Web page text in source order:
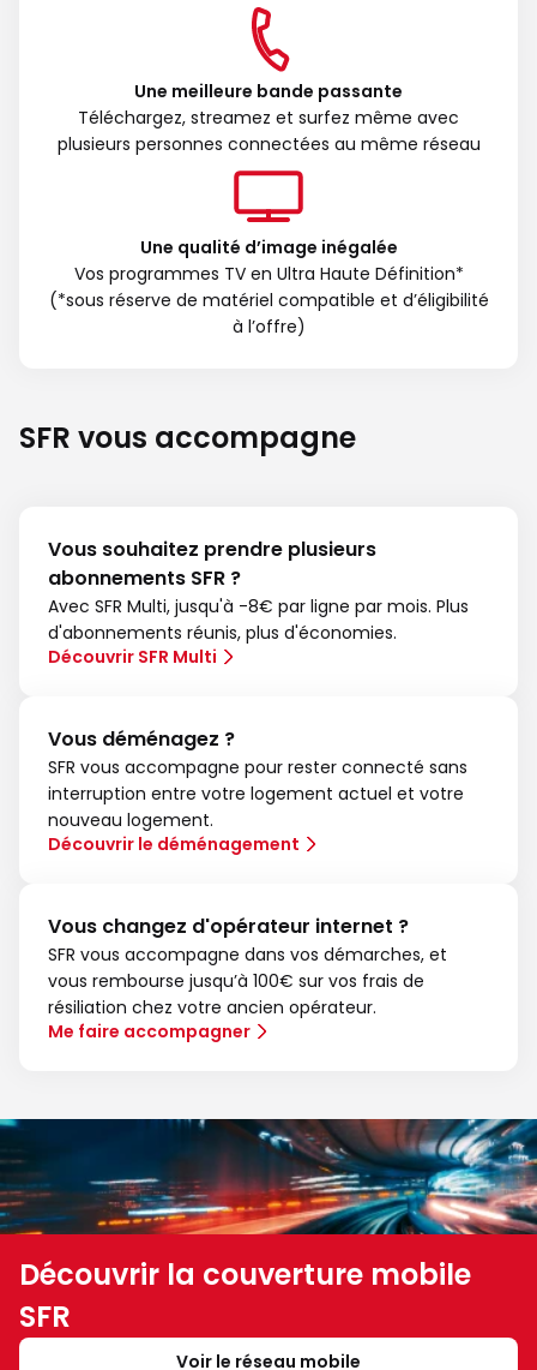
Une meilleure bande passante
Téléchargez, streamez et surfez même avec
plusieurs personnes connectées au même réseau
Une qualité d’image inégalée
Vos programmes TV en Ultra Haute Définition*
(*sous réserve de matériel compatible et d’éligibilité
à l’offre)
SFR vous accompagne
Vous souhaitez prendre plusieurs
abonnements SFR ?
Avec SFR Multi, jusqu'à -8€ par ligne par mois. Plus
d'abonnements réunis, plus d'économies.
Découvrir SFR Multi
Vous déménagez ?
SFR vous accompagne pour rester connecté sans
interruption entre votre logement actuel et votre
nouveau logement.
Découvrir le déménagement
Vous changez d'opérateur internet ?
SFR vous accompagne dans vos démarches, et
vous rembourse jusqu’à 100€ sur vos frais de
résiliation chez votre ancien opérateur.
Me faire accompagner
Découvrir la couverture mobile
SFR
Voir le réseau mobile